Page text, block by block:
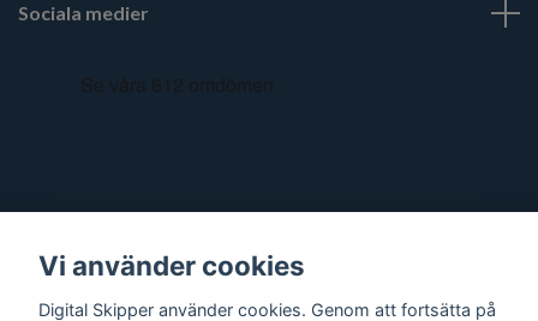
Sociala medier
Vi använder cookies
Digital Skipper använder cookies. Genom att fortsätta på